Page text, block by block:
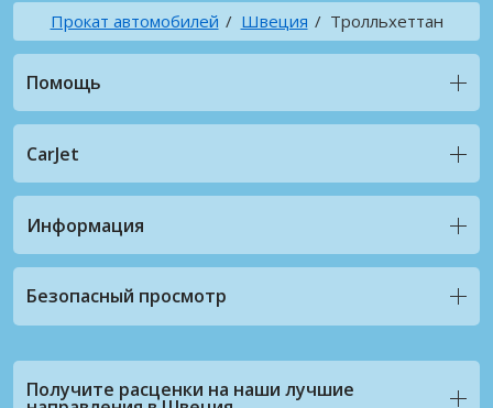
Прокат автомобилей Швеция Тролльхеттан
Помощь
CarJet
Информация
Безопасный просмотр
Получите расценки на наши лучшие